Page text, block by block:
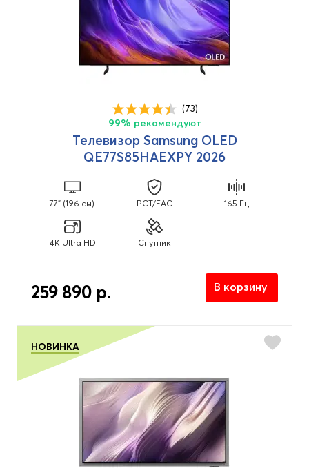
(73)
99% рекомендуют
Телевизор Samsung OLED
QE77S85HAEXPY 2026
77" (196 см) PCT/EAC 165 Гц
4K Ultra HD Спутник
259 890 р. В корзину
НОВИНКА